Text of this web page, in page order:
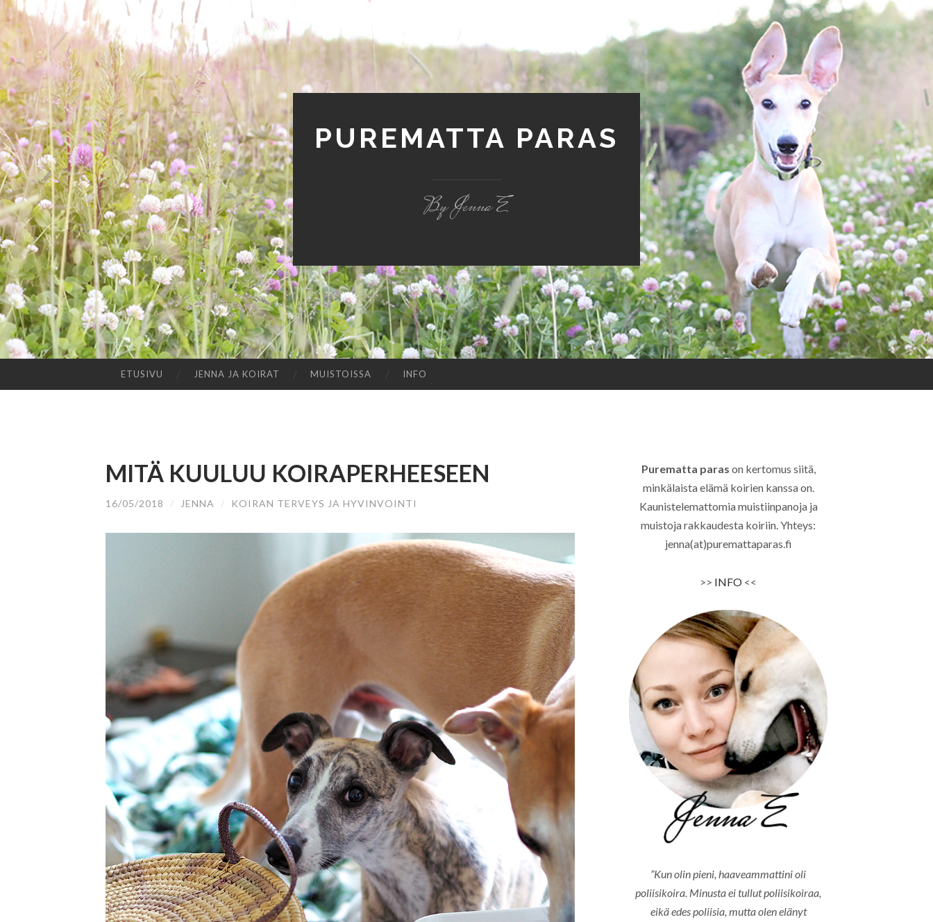
PUREMATTA PARAS
By Jenna E
SISÄLTÖÖN
ETUSIVU JENNA JA KOIRAT MUISTOISSA INFO
MITÄ KUULUU KOIRAPERHEESEEN
16/05/2018 / JENNA / KOIRAN TERVEYS JA HYVINVOINTI
Purematta paras on kertomus siitä,
minkälaista elämä koirien kanssa on.
Kaunistelemattomia muistiinpanoja ja
muistoja rakkaudesta koiriin. Yhteys:
jenna(at)puremattaparas.fi
>> INFO <<
”Kun olin pieni, haaveammattini oli
poliisikoira. Minusta ei tullut poliisikoiraa,
eikä edes poliisia, mutta olen elänyt